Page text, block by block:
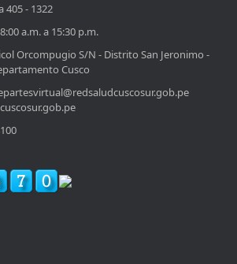
405 - 1322
a.m. a 15:30 p.m.
Orcompugio S/N - Distrito San Jeronimo -
Cusco